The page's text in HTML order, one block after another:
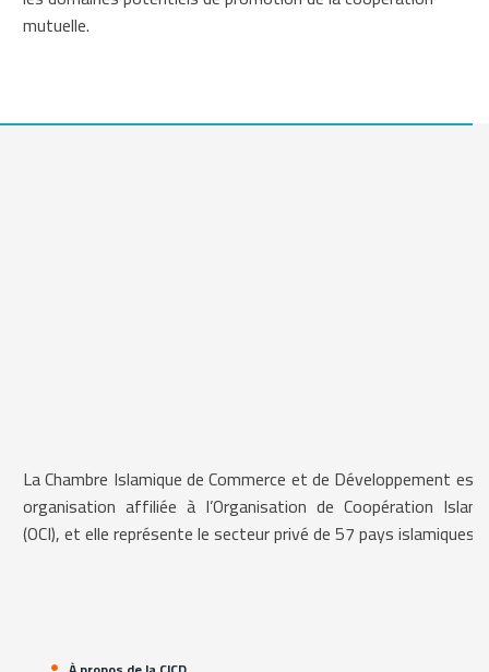
mutuelle.
La Chambre Islamique de Commerce et de Développement est
organisation affiliée à l’Organisation de Coopération
(OCI), et elle représente le secteur privé de 57 pays islamiques.